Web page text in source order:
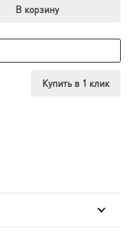
В корзину
Купить в 1 клик